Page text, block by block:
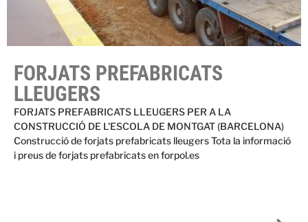
FORJATS PREFABRICATS
LLEUGERS
FORJATS PREFABRICATS LLEUGERS PER A LA
CONSTRUCCIÓ DE L'ESCOLA DE MONTGAT (BARCELONA)
Construcció de forjats prefabricats lleugers Tota la informació
i preus de forjats prefabricats en forpol.es